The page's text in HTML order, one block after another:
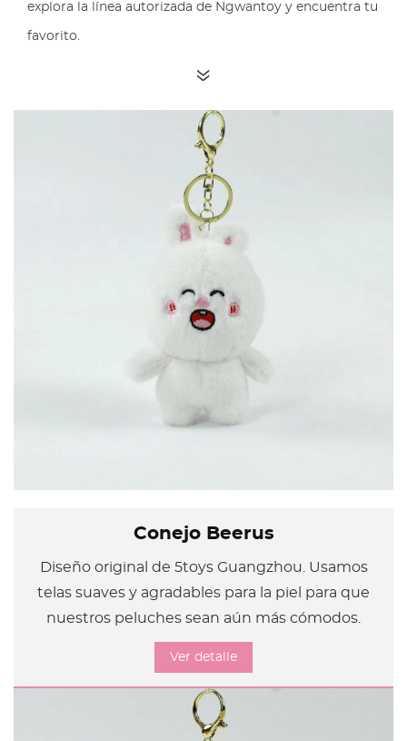
explora la línea autorizada de Ngwantoy y encuentra tu
favorito.
Conejo Beerus
Diseño original de 5toys Guangzhou. Usamos
telas suaves y agradables para la piel para que
nuestros peluches sean aún más cómodos.
Ver detalle